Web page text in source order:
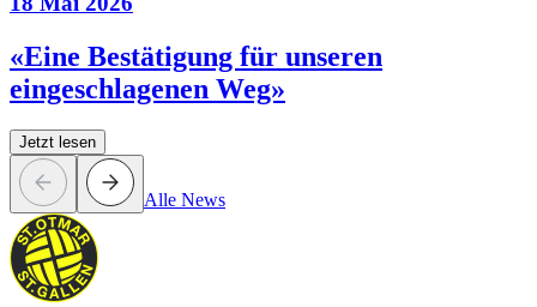
«Eine Bestätigung für unseren
eingeschlagenen Weg»
Jetzt lesen
Alle News